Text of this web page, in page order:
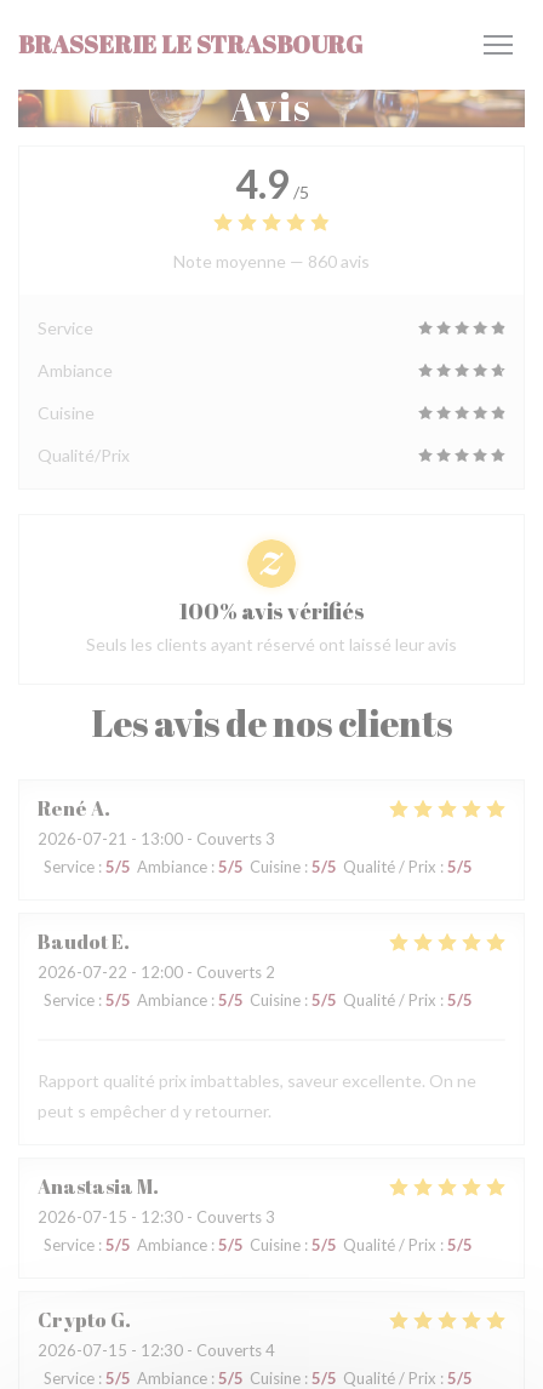
BRASSERIE LE STRASBOURG
Avis
Les avis de nos clients
RenéA
2026-07-21 - 13:00 - Couverts 3
Service : 5/5 Ambiance : 5/5 Cuisine : 5/5 Qualité / Prix : 5/5
BaudotE
2026-07-22 - 12:00 - Couverts 2
Service : 5/5 Ambiance : 5/5 Cuisine : 5/5 Qualité / Prix : 5/5
Rapport qualité prix imbattables, saveur excellente. On ne
peut s empêcher d y retourner.
AnastasiaM
2026-07-15 - 12:30 - Couverts 3
Service : 5/5 Ambiance : 5/5 Cuisine :5/5 Qualité / Prix : 5/5
Crypto G
2026-07-15 - 12:30 - Couverts 4
Service : 5/5 Ambiance : 5/5 Cuisine :5/5 Qualité / Prix :5/5
4.9 /5
Note moyenne — 860 avis
Service
Ambiance
Cuisine
Qualité/Prix
100% avis vérifiés
Seuls les clients ayant réservé ont laissé leur avis